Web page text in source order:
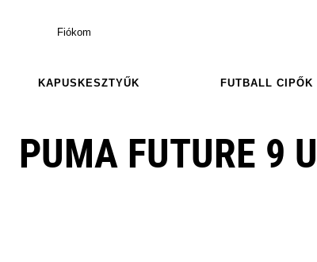
Fiókom
KAPUSKESZTYŰK FUTBALL CIPŐK
PUMA FUTURE 9